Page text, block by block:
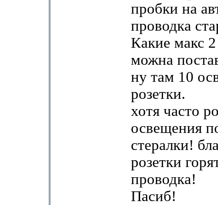
пробки на
проводка
Какие макс
можна
ну там 10
розетки.
хотя часто
освещения
стералки!
розетки
проводка!
Пасиб!